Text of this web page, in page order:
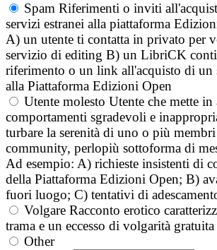
Spam Riferimenti o inviti
servizi estranei alla piattaforma
A) un utente ti contatta in privato per
servizio di editing B) un LibriCK
riferimento o un link all'acquisto di un
alla Piattaforma Edizioni Open
Utente molesto Utente che mette in
comportamenti sgradevoli e
turbare la serenità di uno o più
community, perlopiù sottoforma di
Ad esempio: A) richieste insistenti di
della Piattaforma Edizioni Open; B)
fuori luogo; C) tentativi di
Volgare Racconto erotico
trama e un eccesso di volgarità
Other